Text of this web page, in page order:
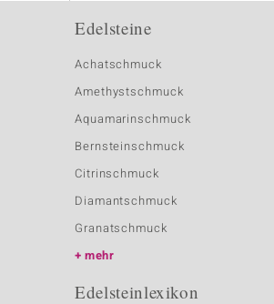
Edelsteine
Achatschmuck
Amethystschmuck
Aquamarinschmuck
Bernsteinschmuck
Citrinschmuck
Diamantschmuck
Granatschmuck
mehr
Edelsteinlexikon